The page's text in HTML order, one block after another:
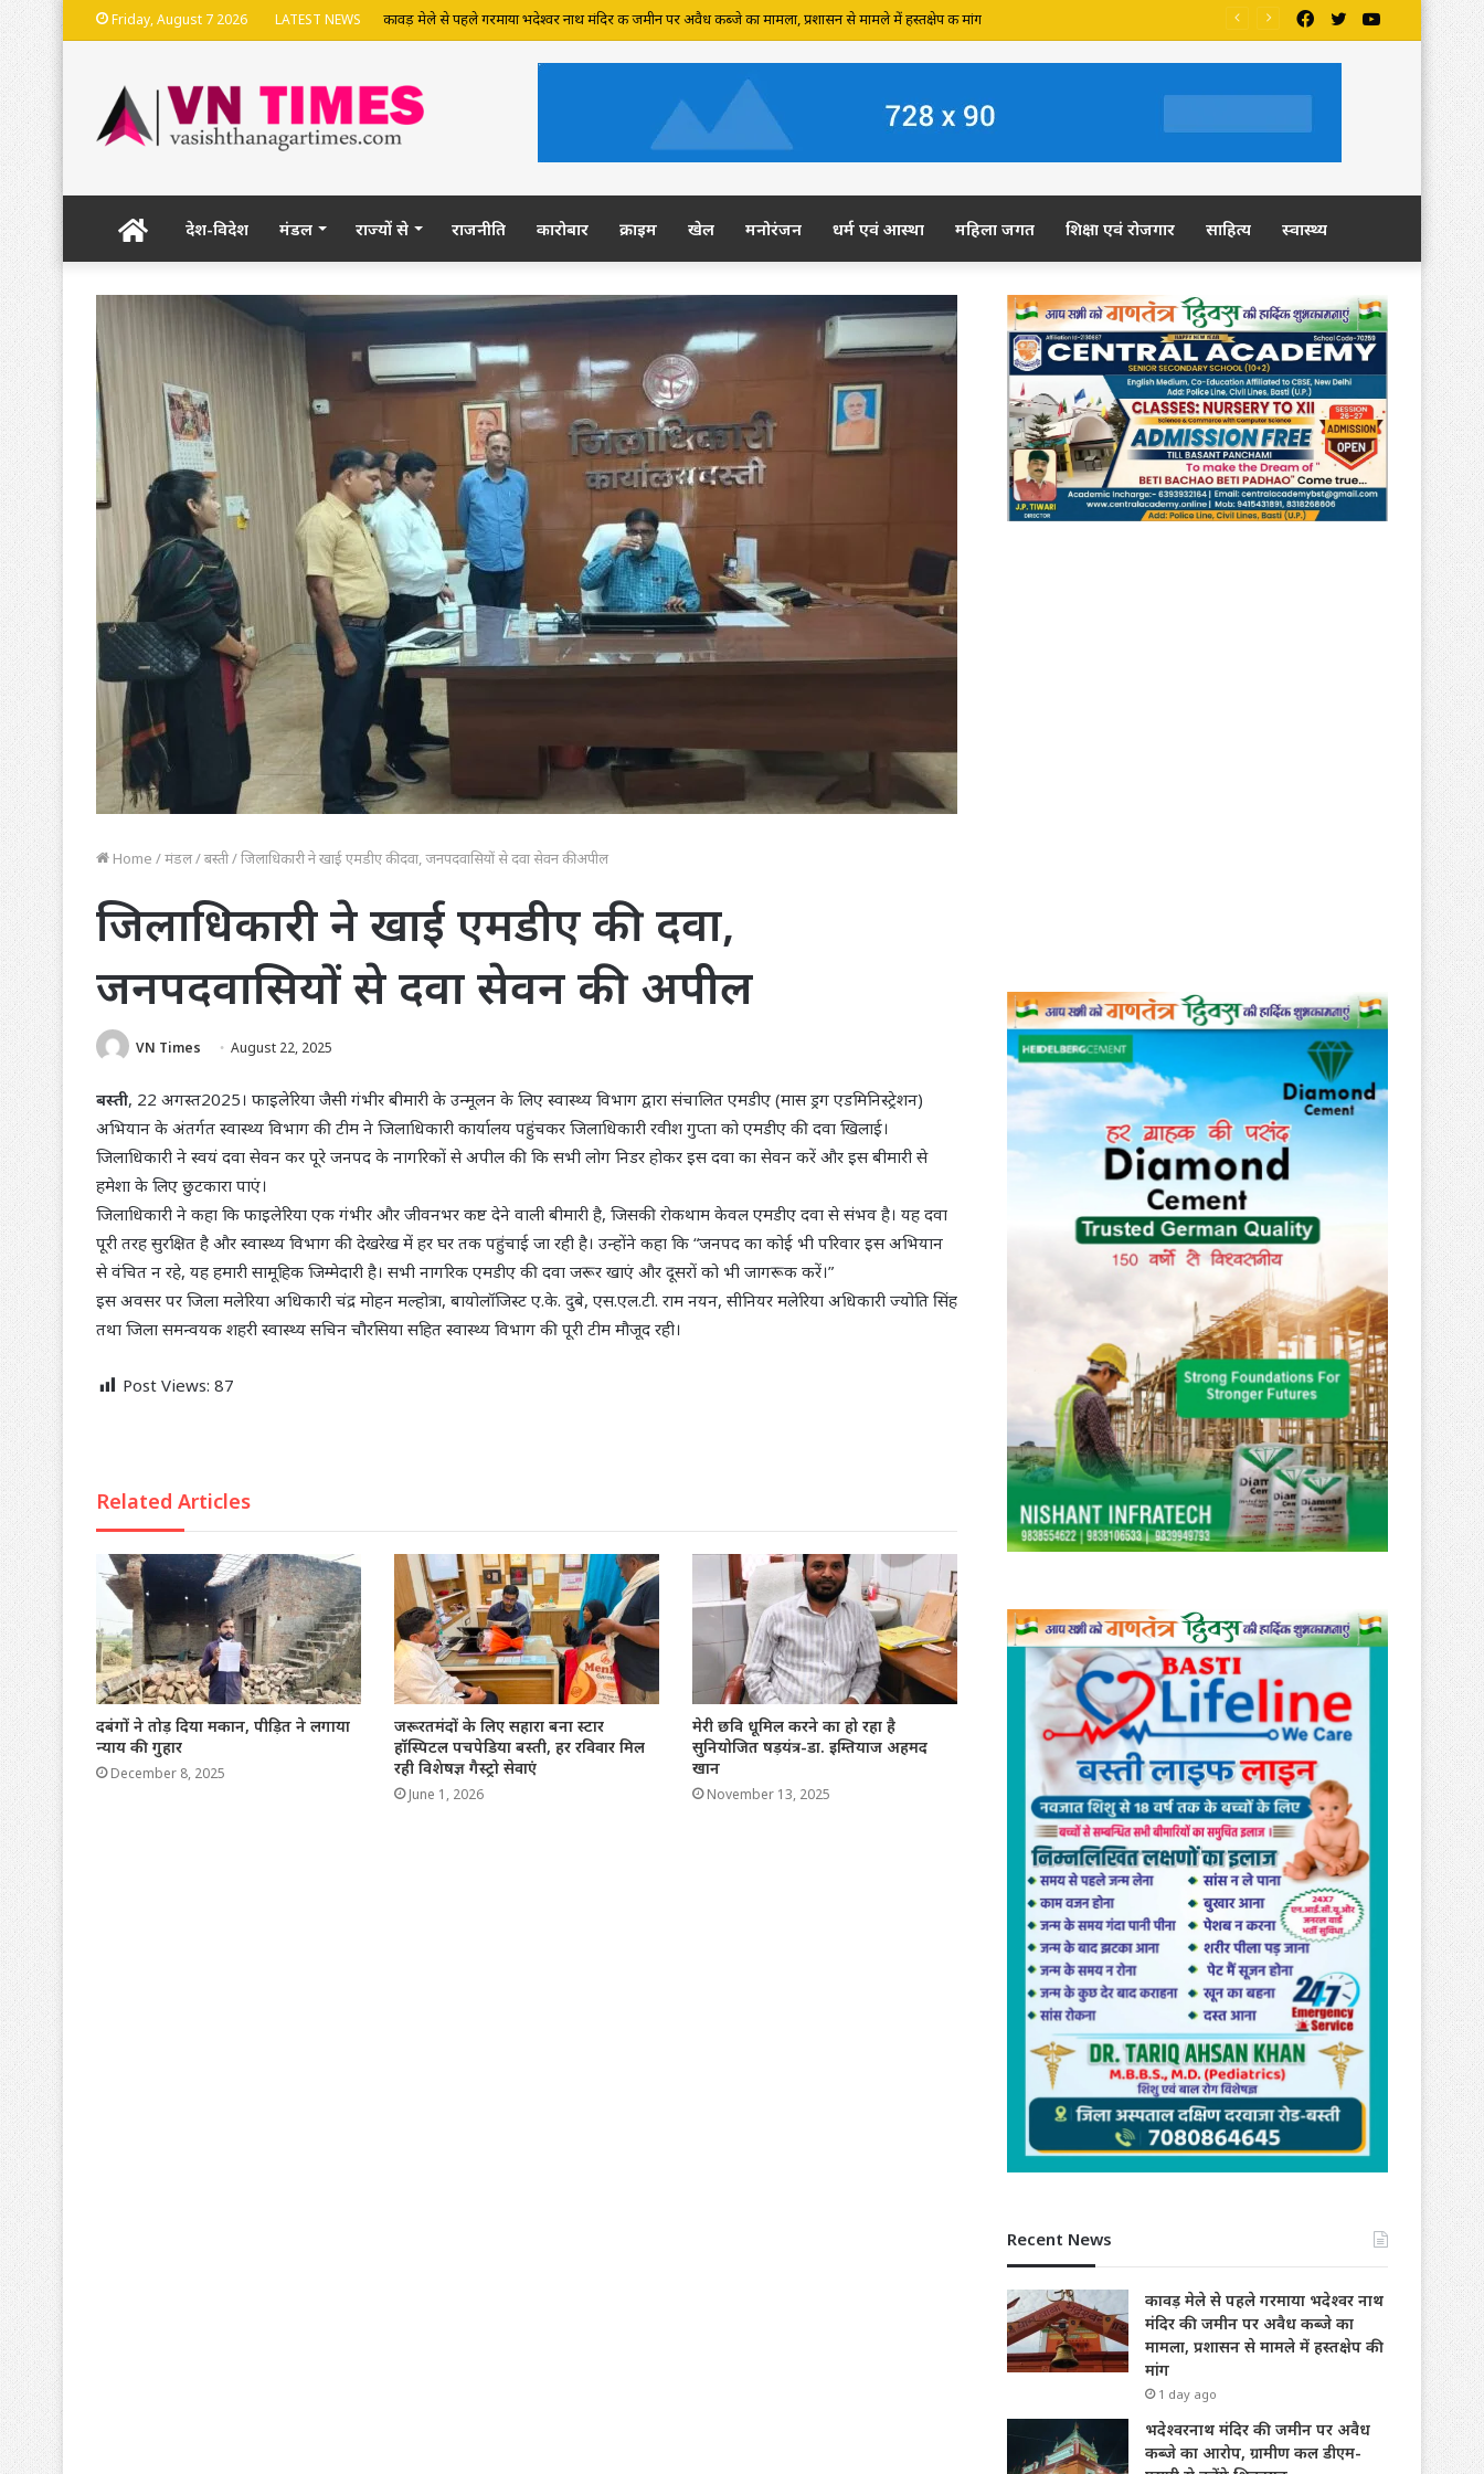
Friday, August 7 2026 LATEST NEWS भदेश्वरनाथ मंदिर की जमीन पर अवैध कब्जे का आरोप, ग्रामीण कल डीएम-एसपी से करेंगे शिकायत YouTube
Twitter
Facebook
Homeदेश-विदेश मंडल राज्यों से राजनीति कारोबार क्राइम खेल मनोरंजन धर्म एवं आस्था महिला जगत शिक्षा एवं रोजगार साहित्य स्वास्थ्य
Home /मंडल/बस्ती/जिलाधिकारी ने खाई एमडीए की दवा, जनपदवासियों से दवा सेवन की अपील
जिलाधिकारी ने खाई एमडीए की दवा,
जनपदवासियों से दवा सेवन की अपील
VN Times August 22, 2025
बस्ती, 22 अगस्त2025। फाइलेरिया जैसी गंभीर बीमारी के उन्मूलन के लिए स्वास्थ्य विभाग द्वारा संचालित एमडीए (मास ड्रग एडमिनिस्ट्रेशन)
अभियान के अंतर्गत स्वास्थ्य विभाग की टीम ने जिलाधिकारी कार्यालय पहुंचकर जिलाधिकारी रवीश गुप्ता को एमडीए की दवा खिलाई।
जिलाधिकारी ने स्वयं दवा सेवन कर पूरे जनपद के नागरिकों से अपील की कि सभी लोग निडर होकर इस दवा का सेवन करें और इस बीमारी से
हमेशा के लिए छुटकारा पाएं।
जिलाधिकारी ने कहा कि फाइलेरिया एक गंभीर और जीवनभर कष्ट देने वाली बीमारी है, जिसकी रोकथाम केवल एमडीए दवा से संभव है। यह दवा
पूरी तरह सुरक्षित है और स्वास्थ्य विभाग की देखरेख में हर घर तक पहुंचाई जा रही है। उन्होंने कहा कि “जनपद का कोई भी परिवार इस अभियान
से वंचित न रहे, यह हमारी सामूहिक जिम्मेदारी है। सभी नागरिक एमडीए की दवा जरूर खाएं और दूसरों को भी जागरूक करें।”
इस अवसर पर जिला मलेरिया अधिकारी चंद्र मोहन मल्होत्रा, बायोलॉजिस्ट ए.के. दुबे, एस.एल.टी. राम नयन, सीनियर मलेरिया अधिकारी ज्योति सिंह
तथा जिला समन्वयक शहरी स्वास्थ्य सचिन चौरसिया सहित स्वास्थ्य विभाग की पूरी टीम मौजूद रही।
Post Views: 87
Related Articles
दबंगों ने तोड़ दिया मकान, पीड़ित ने लगाया
न्याय की गुहार
December 8, 2025
जरूरतमंदों के लिए सहारा बना स्टार
हॉस्पिटल पचपेडिया बस्ती, हर रविवार मिल
रही विशेषज्ञ गैस्ट्रो सेवाएं
June 1, 2026
मेरी छवि धूमिल करने का हो रहा है
सुनियोजित षड़यंत्र-डा. इम्तियाज अहमद
खान
November 13, 2025
Recent News
कावड़ मेले से पहले गरमाया भदेश्वर नाथ
मंदिर की जमीन पर अवैध कब्जे का
मामला, प्रशासन से मामले में हस्तक्षेप की
मांग
1 day ago
भदेश्वरनाथ मंदिर की जमीन पर अवैध
कब्जे का आरोप, ग्रामीण कल डीएम-